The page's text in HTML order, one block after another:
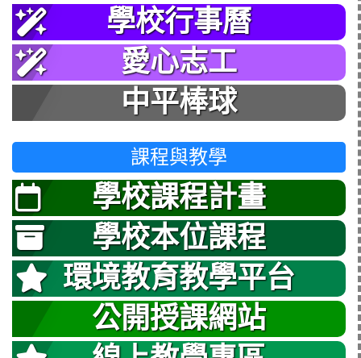
學校行事曆
愛心志工
中平棒球
課程與教學
學校課程計畫
學校本位課程
環境教育教學平台
公開授課網站